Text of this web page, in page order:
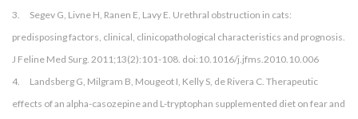
3. Segev G, Livne H, Ranen E, Lavy E. Urethral obstruction in cats:
predisposing factors, clinical, clinicopathological characteristics and prognosis.
J Feline Med Surg. 2011;13(2):101-108. doi:10.1016/j.jfms.2010.10.006
4. Landsberg G, Milgram B, Mougeot I, Kelly S, de Rivera C. Therapeutic
effects of an alpha-casozepine and L-tryptophan supplemented diet on fear and